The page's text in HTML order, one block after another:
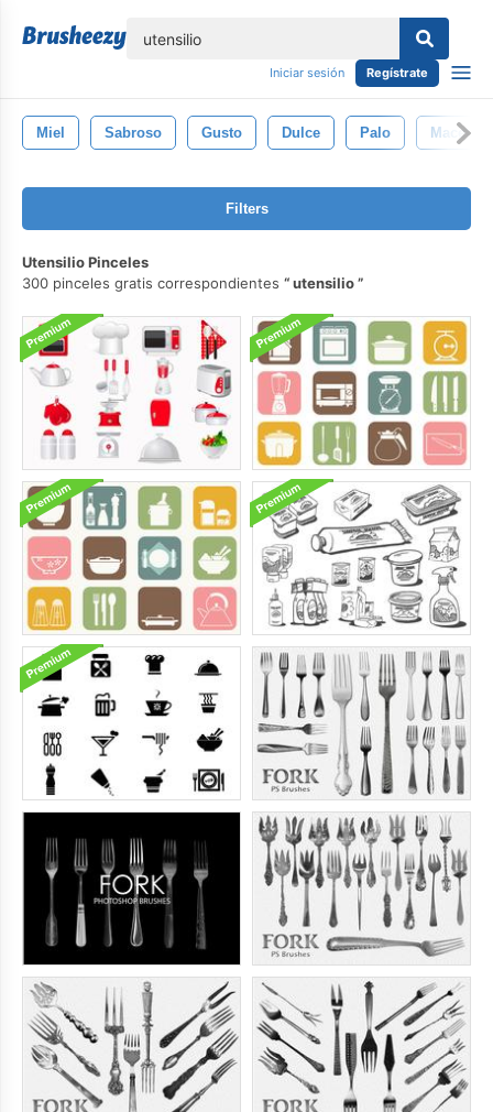
Iniciar sesión Regístrate
Miel Sabroso Gusto Dulce Palo Maceta
Filters
Utensilio Pinceles
300 pinceles gratis correspondientes
utensilio